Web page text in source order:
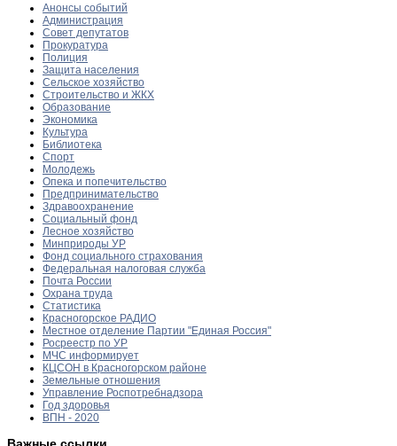
Анонсы событий
Администрация
Совет депутатов
Прокуратура
Полиция
Защита населения
Сельское хозяйство
Строительство и ЖКХ
Образование
Экономика
Культура
Библиотека
Спорт
Молодежь
Опека и попечительство
Предпринимательство
Здравоохранение
Социальный фонд
Лесное хозяйство
Минприроды УР
Фонд социального страхования
Федеральная налоговая служба
Почта России
Охрана труда
Статистика
Красногорское РАДИО
Местное отделение Партии "Единая Россия"
Росреестр по УР
МЧС информирует
КЦСОН в Красногорском районе
Земельные отношения
Управление Роспотребнадзора
Год здоровья
ВПН - 2020